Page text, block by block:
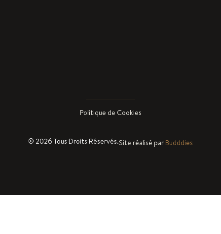
Politique de Cookies
© 2026 Tous Droits Réservés.Site réalisé par Budddies